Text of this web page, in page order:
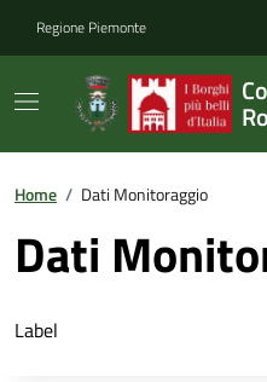
Regione Piemonte
Home / Dati Monitoraggio
Dati
Label